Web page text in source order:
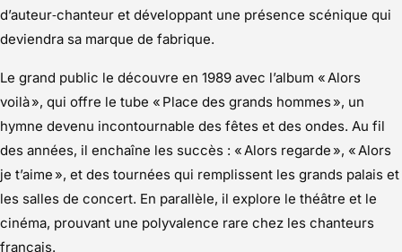
d’auteur‑chanteur et développant une présence scénique qui
deviendra sa marque de fabrique.
Le grand public le découvre en 1989 avec l’album « Alors
voilà », qui offre le tube « Place des grands hommes », un
hymne devenu incontournable des fêtes et des ondes. Au fil
des années, il enchaîne les succès : « Alors regarde », « Alors
je t’aime », et des tournées qui remplissent les grands palais et
les salles de concert. En parallèle, il explore le théâtre et le
cinéma, prouvant une polyvalence rare chez les chanteurs
français.